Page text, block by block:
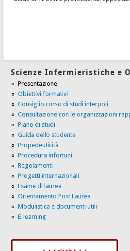
Scienze Infermieristiche e
Presentazione
Obiettivi formativi
Consiglio corso di studi interpoli
Consultazione con le organizzazioni
Piano di studi
Guida dello studente
Propedeuticità
Procedura infortuni
Regolamenti
Progetti internazionali
Esame di laurea
Orientamento Post Laurea
Modulistica e documenti utili
E-learning